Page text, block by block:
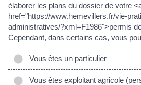
élaborer les plans du dossier de votre
href="https://www.hemevillers.fr/vie-
administratives/?xml=F1986">permis
Cependant, dans certains cas, vous
Vous êtes un particulier
Vous êtes exploitant agricole